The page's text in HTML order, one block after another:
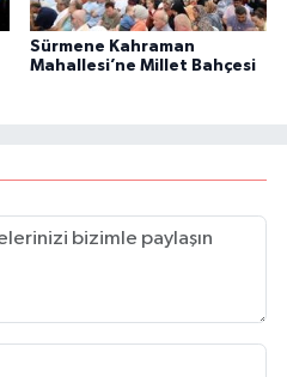
Sürmene Kahraman
Mahallesi’ne Millet Bahçesi